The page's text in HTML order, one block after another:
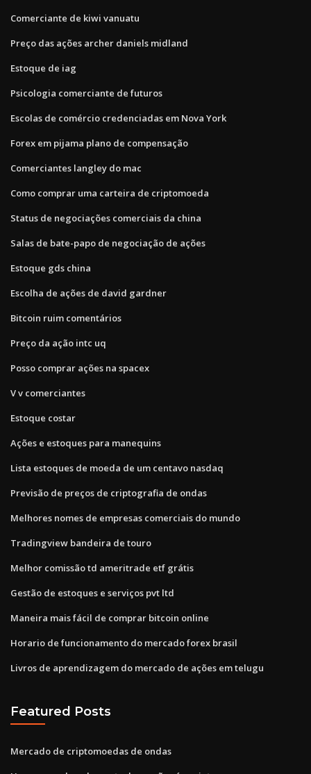
Comerciante de kiwi vanuatu
Preço das ações archer daniels midland
Estoque de iag
Psicologia comerciante de futuros
Escolas de comércio credenciadas em Nova York
Forex em pijama plano de compensação
Comerciantes langley do mac
Como comprar uma carteira de criptomoeda
Status de negociações comerciais da china
Salas de bate-papo de negociação de ações
Estoque gds china
Escolha de ações de david gardner
Bitcoin ruim comentários
Preço da ação intc uq
Posso comprar ações na spacex
V v comerciantes
Estoque costar
Ações e estoques para manequins
Lista estoques de moeda de um centavo nasdaq
Previsão de preços de criptografia de ondas
Melhores nomes de empresas comerciais do mundo
Tradingview bandeira de touro
Melhor comissão td ameritrade etf grátis
Gestão de estoques e serviços pvt ltd
Maneira mais fácil de comprar bitcoin online
Horario de funcionamento do mercado forex brasil
Livros de aprendizagem do mercado de ações em telugu
Featured Posts
Mercado de criptomoedas de ondas